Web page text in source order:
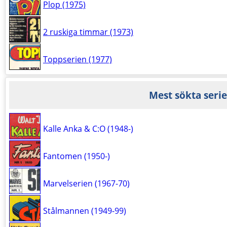
Plop (1975)
2 ruskiga timmar (1973)
Toppserien (1977)
Mest sökta
Kalle Anka & C:O (1948-)
Fantomen (1950-)
Marvelserien (1967-70)
Stålmannen (1949-99)